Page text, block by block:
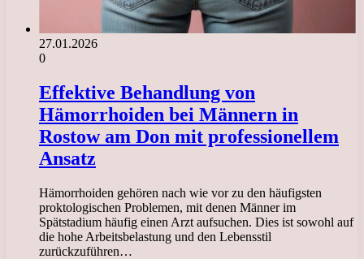
27.01.2026
0
Effektive Behandlung von
Hämorrhoiden bei Männern in
Rostow am Don mit professionellem
Ansatz
Hämorrhoiden gehören nach wie vor zu den häufigsten
proktologischen Problemen, mit denen Männer im
Spätstadium häufig einen Arzt aufsuchen. Dies ist sowohl auf
die hohe Arbeitsbelastung und den Lebensstil
zurückzuführen…